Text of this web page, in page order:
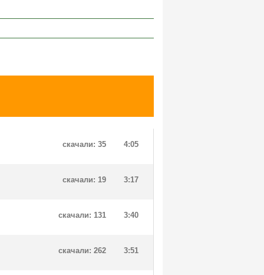
4:05
скачали: 35
3:17
скачали: 19
3:40
скачали: 131
3:51
скачали: 262